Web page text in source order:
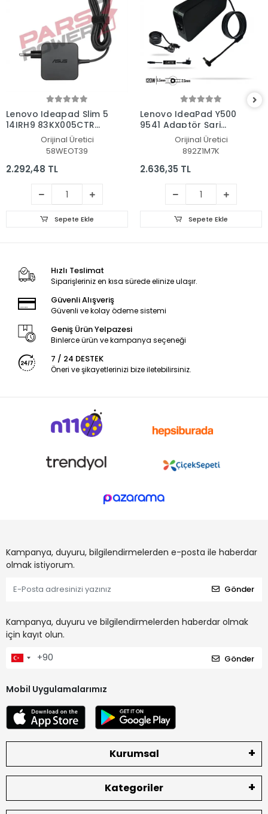
Lenovo Ideapad Slim 5
14IRH9 83KX005CTR
Adaptör Şarj Aleti-
Orijinal Üretici
58WEOT39
2.292,48 TL
Sepete Ekle
Lenovo IdeaPad Y500
9541 Adaptör Şarj
Aleti-CihazıOrijinal Üretici
892Z1M7K
2.636,35 TL
Sepete Ekle
Hızlı Teslimat
Siparişleriniz en kısa sürede elinize ulaşır.
Güvenli Alışveriş
Güvenli ve kolay ödeme sistemi
Geniş Ürün Yelpazesi
Binlerce ürün ve kampanya seçeneği
7 / 24 DESTEK
Öneri ve şikayetlerinizi bize iletebilirsiniz.
Kampanya, duyuru, bilgilendirmelerden e-posta ile haberdar
olmak istiyorum.
Gönder
Kampanya, duyuru ve bilgilendirmelerden haberdar olmak
için kayıt olun.
Gönder
Mobil Uygulamalarımız
Kurumsal
Kategoriler